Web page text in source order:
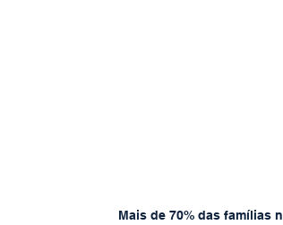
Mais de 70% das famílias